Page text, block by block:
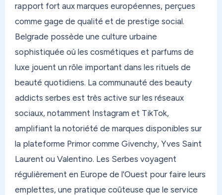
rapport fort aux marques européennes, perçues
comme gage de qualité et de prestige social.
Belgrade possède une culture urbaine
sophistiquée où les cosmétiques et parfums de
luxe jouent un rôle important dans les rituels de
beauté quotidiens. La communauté des beauty
addicts serbes est très active sur les réseaux
sociaux, notamment Instagram et TikTok,
amplifiant la notoriété de marques disponibles sur
la plateforme Primor comme Givenchy, Yves Saint
Laurent ou Valentino. Les Serbes voyagent
régulièrement en Europe de l'Ouest pour faire leurs
emplettes, une pratique coûteuse que le service